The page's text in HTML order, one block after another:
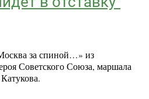
за спиной…» из
Советского Союза, маршала